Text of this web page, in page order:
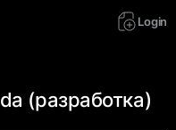
Login
(разработка)